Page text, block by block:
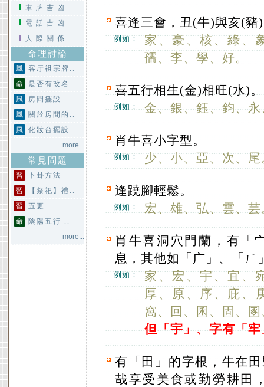
車牌吉凶
電話吉凶
人際關係
命理討論
風
客厅祖宗牌..
命
是否有改名..
風
房間擺設
風
關於房間的..
風
化妝台擺設..
more...
常見問題
習
卜卦方法
習
【祭祀】禮..
習
五更
命
陰陽五行 ..
more...
喜逢三會，丑(牛)與亥(豬
例如：
家、豪、核、綠、
孺、李、學、好。
喜五行相生(金)相旺(水)。
例如： 金、銀、鈺、鈞、
肖牛喜小字型。
例如： 少、小、亞、次、尾
逢蹺腳輕鬆。
例如： 宏、雄、弘、雲、芸
肖牛喜洞穴門蘭，有「
息，其他如「广」、「ㄏ
例如：
家、宏、宇、宜、
厚、原、序、庇、
窩、回、囷、固、
但「宇」、字有「
有「田」的字根，牛在
哉享受美食或勤勞耕田